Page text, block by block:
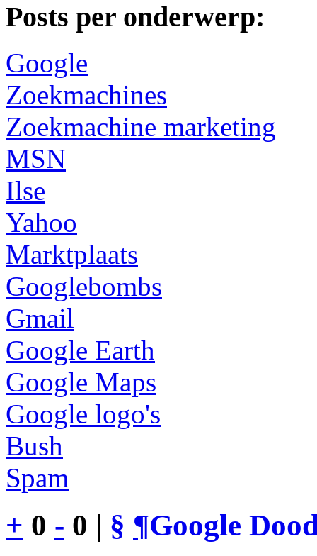
Posts per onderwerp:
Google
Zoekmachines
Zoekmachine marketing
MSN
Ilse
Yahoo
Marktplaats
Googlebombs
Gmail
Google Earth
Google Maps
Google logo's
Bush
Spam
+ 0 - 0 | § ¶Google